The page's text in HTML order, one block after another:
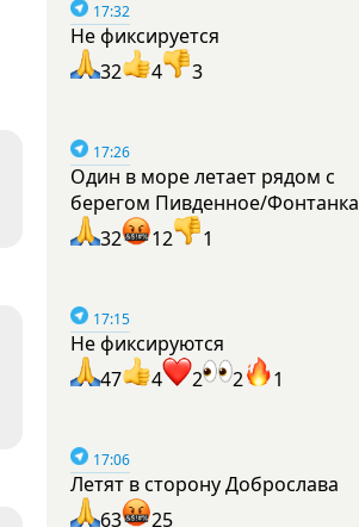
17:32
Не фиксируется
32
4 3
17:26
Один в море летает рядом с
берегом Пивденное/Фонтанка
32
12 1
17:15
Не фиксируются
47
4 2 2 1
17:06
Летят в сторону Доброслава
63
25